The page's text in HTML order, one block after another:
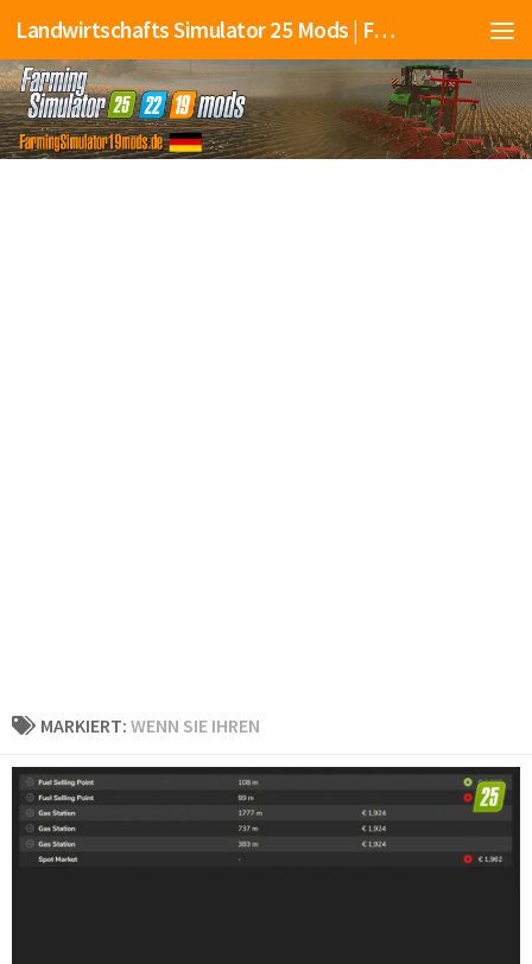
Landwirtschafts Simulator 25 Mods | Farming Simulator 25 Mods | FS25 Mods
MARKIERT: WENN SIE IHREN